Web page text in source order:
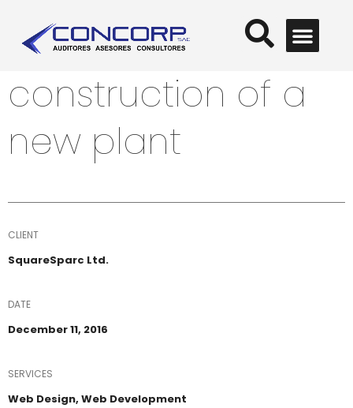
construction of a
new plant
CLIENT
SquareSparc Ltd.
DATE
December 11, 2016
SERVICES
Web Design, Web Development